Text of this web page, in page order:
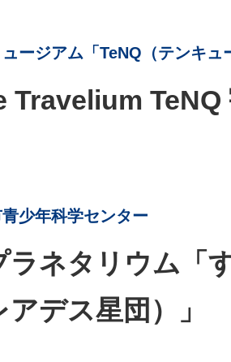
ージアム「TeNQ（テンキュ
Travelium
少年科学センター
ラネタリウム「
デス星団）」